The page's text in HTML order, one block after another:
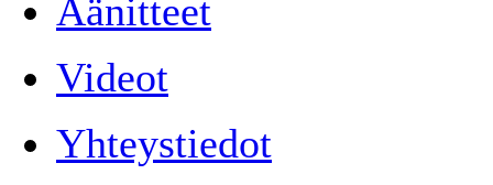
Äänitteet
Videot
Yhteystiedot